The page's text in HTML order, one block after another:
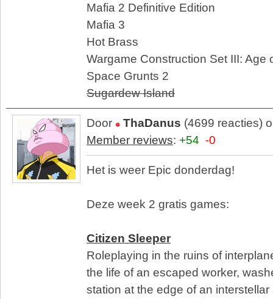
Mafia 2 Definitive Edition
Mafia 3
Hot Brass
Wargame Construction Set III: Age
Space Grunts 2
Sugardew Island
Door ThaDanus (4699 reacties)
Member reviews: +54 -0
Het is weer Epic donderdag!
Deze week 2 gratis games:
Citizen Sleeper
Roleplaying in the ruins of
the life of an escaped worker,
station at the edge of an